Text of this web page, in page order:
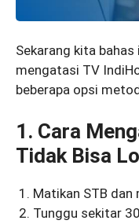
Sekarang kita
mengatasi TV
beberapa opsi
1. Cara
Tidak Bisa
Matikan STB
Tunggu sekitar